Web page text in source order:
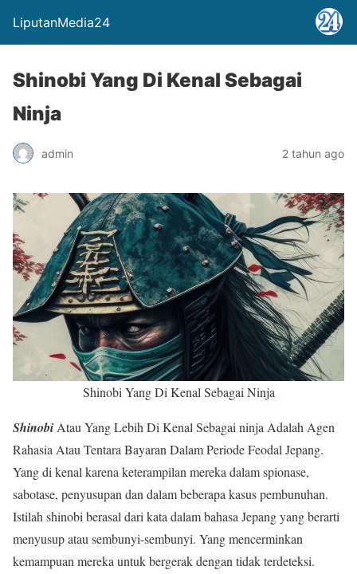
LiputanMedia24
Shinobi Yang Di Kenal Sebagai
Ninja
admin 2 tahun ago
Shinobi Yang Di Kenal Sebagai Ninja
Shinobi Atau Yang Lebih Di Kenal Sebagai ninja Adalah Agen
Rahasia Atau Tentara Bayaran Dalam Periode Feodal Jepang.
Yang di kenal karena keterampilan mereka dalam spionase,
sabotase, penyusupan dan dalam beberapa kasus pembunuhan.
Istilah shinobi berasal dari kata dalam bahasa Jepang yang berarti
menyusup atau sembunyi-sembunyi. Yang mencerminkan
kemampuan mereka untuk bergerak dengan tidak terdeteksi.